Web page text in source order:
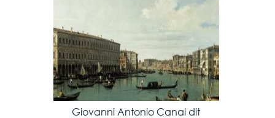
Giovanni Antonio Canal dit